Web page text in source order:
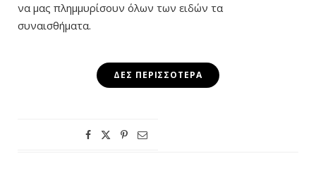
να μας πλημμυρίσουν όλων των ειδών τα
συναισθήματα.
ΔΕΣ ΠΕΡΙΣΣΌΤΕΡΑ